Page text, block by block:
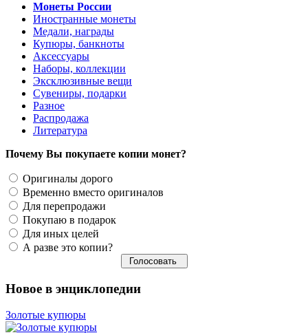
Монеты России
Иностранные монеты
Медали, награды
Купюры, банкноты
Аксессуары
Наборы, коллекции
Эксклюзивные вещи
Сувениры, подарки
Разное
Распродажа
Литература
Почему Вы покупаете копии монет?
Оригиналы дорого
Временно вместо оригиналов
Для перепродажи
Покупаю в подарок
Для иных целей
А разве это копии?
Новое в энциклопедии
Золотые купюры